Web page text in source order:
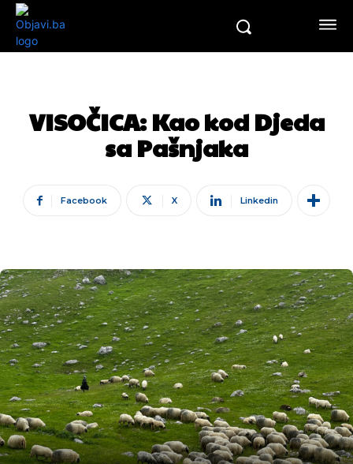
VISOČICA: Kao kod Djeda
sa Pašnjaka
Facebook X Linkedin